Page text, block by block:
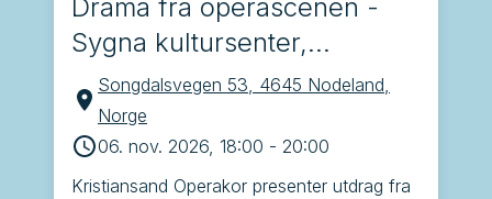
Drama fra operascenen -
Sygna kultursenter,
Nodeland
Songdalsvegen 53, 4645 Nodeland,
Norge
06. nov. 2026, 18:00 - 20:00
Kristiansand Operakor presenter utdrag fra